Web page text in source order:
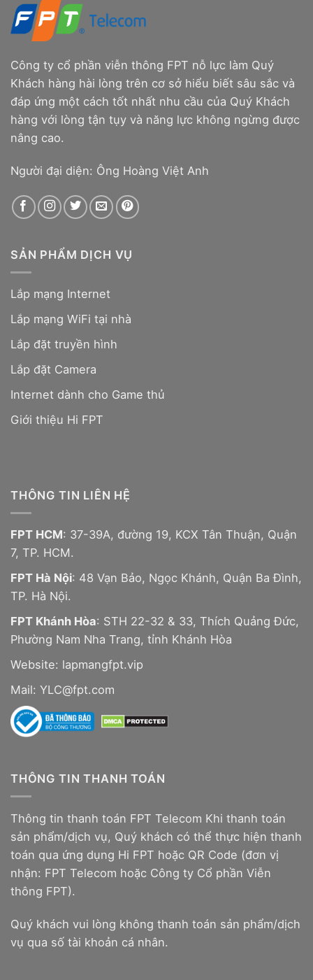
Công ty cổ phần viễn thông FPT nỗ lực làm Quý
Khách hàng hài lòng trên cơ sở hiểu biết sâu sắc và
đáp ứng một cách tốt nhất nhu cầu của Quý Khách
hàng với lòng tận tụy và năng lực không ngừng được
nâng cao.
Người đại diện: Ông Hoàng Việt Anh
SẢN PHẨM DỊCH VỤ
Lắp mạng Internet
Lắp mạng WiFi tại nhà
Lắp đặt truyền hình
Lắp đặt Camera
Internet dành cho Game thủ
Giới thiệu Hi FPT
THÔNG TIN LIÊN HỆ
FPT HCM: 37-39A, đường 19, KCX Tân Thuận, Quận
7, TP. HCM.
FPT Hà Nội: 48 Vạn Bảo, Ngọc Khánh, Quận Ba Đình,
TP. Hà Nội.
FPT Khánh Hòa: STH 22-32 & 33, Thích Quảng Đức,
Phường Nam Nha Trang, tỉnh Khánh Hòa
Website: lapmangfpt.vip
Mail: YLC@fpt.com
THÔNG TIN THANH TOÁN
Thông tin thanh toán FPT Telecom Khi thanh toán
sản phẩm/dịch vụ, Quý khách có thể thực hiện thanh
toán qua ứng dụng Hi FPT hoặc QR Code (đơn vị
nhận: FPT Telecom hoặc Công ty Cổ phần Viễn
thông FPT).
Quý khách vui lòng không thanh toán sản phẩm/dịch
vụ qua số tài khoản cá nhân.